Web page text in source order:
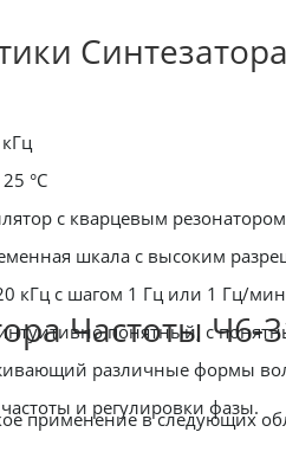
°C
с кварцевым
шкала с высоким
кГц с шагом 1 Гц или 1 Гц/
понятный, с
различные формы
и регулировки фазы.
Частоты Ч6-
применение в следующих